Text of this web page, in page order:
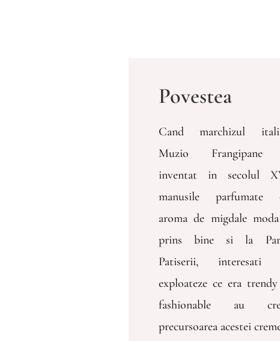
Povestea
Cand marchizul
Muzio
inventat in secolul
manusile parfumate
aroma de migdale
prins bine si la
Patiserii, interesati
exploateze ce era
fashionable au
precursoarea acestei